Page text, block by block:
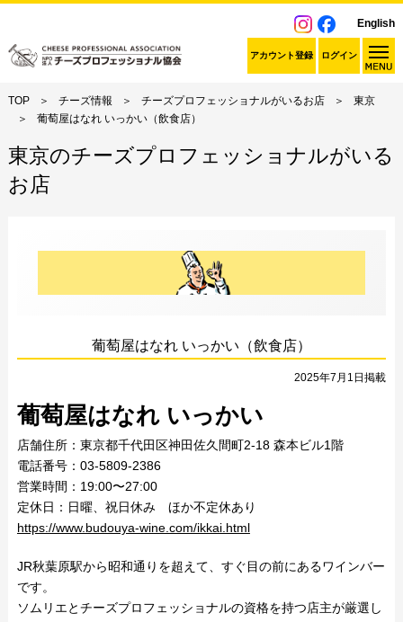
English
アカウント登録 ログイン
TOP チーズ情報 チーズプロフェッショナルがいるお店
東京
葡萄屋はなれ いっかい（飲食店）
東京のチーズプロフェッショナルがいる
お店
葡萄屋はなれ いっかい（飲食店）
2025年7月1日掲載
葡萄屋はなれ いっかい
店舗住所：東京都千代田区神田佐久間町2-18 森本ビル1階
電話番号：03-5809-2386
営業時間：19:00〜27:00
定休日：日曜、祝日休み ほか不定休あり
https://www.budouya-wine.com/ikkai.html
JR秋葉原駅から昭和通りを超えて、すぐ目の前にあるワインバー
です。
ソムリエとチーズプロフェッショナルの資格を持つ店主が厳選し